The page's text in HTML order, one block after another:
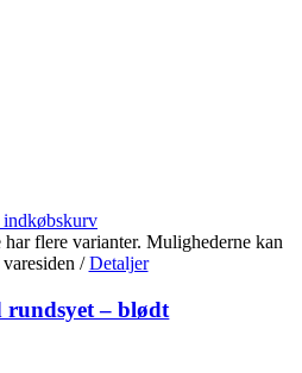
har flere varianter. Mulighederne kan
/ Detaljer
– blødt